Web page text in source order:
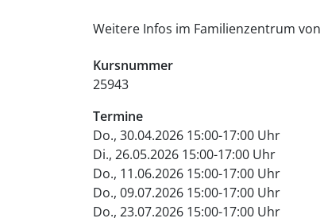
Weitere Infos im Familienzentrum von
Kursnummer
25943
Termine
Do., 30.04.2026 15:00-17:00 Uhr
Di., 26.05.2026 15:00-17:00 Uhr
Do., 11.06.2026 15:00-17:00 Uhr
Do., 09.07.2026 15:00-17:00 Uhr
Do., 23.07.2026 15:00-17:00 Uhr